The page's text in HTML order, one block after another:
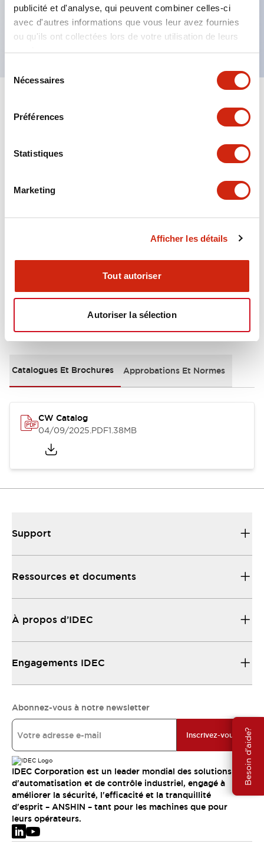
publicité et d'analyse, qui peuvent combiner celles-ci
avec d'autres informations que vous leur avez fournies
ou qu'ils ont collectées lors de votre utilisation de leurs
services.
Nécessaires
Préférences
Statistiques
Marketing
Afficher les détails
Tout autoriser
Autoriser la sélection
Besoin d'aide?
déclenchement à 2 actions, garde intégrée,
structure de protection des doigts IP20.
Tout développer+
Functional Specifications
Mounting and Installation Specifications
Documents et fichiers
Catalogues Et Brochures Approbations Et Normes
CW Catalog
04/09/2025.PDF1.38MB
Support
Ressources et documents
À propos d’IDEC
Engagements IDEC
Abonnez-vous à notre newsletter
Inscrivez-vous
IDEC Corporation est un leader mondial des solutions
d'automatisation et de contrôle industriel, engagé à
améliorer la sécurité, l'efficacité et la tranquillité
d'esprit – ANSHIN – tant pour les machines que pour
leurs opérateurs.